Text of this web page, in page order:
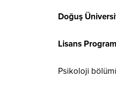
Doğuş
Lisans
Psikoloji